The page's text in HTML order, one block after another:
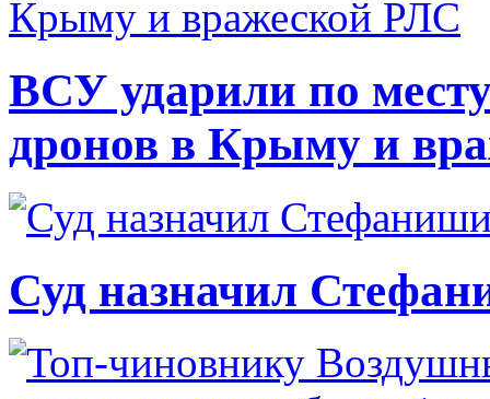
ВСУ ударили по
дронов в Крыму и
Суд назначил